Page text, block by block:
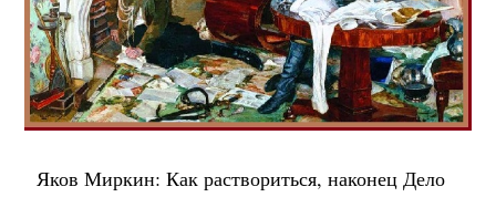
Яков Миркин: Как раствориться, наконец Дело